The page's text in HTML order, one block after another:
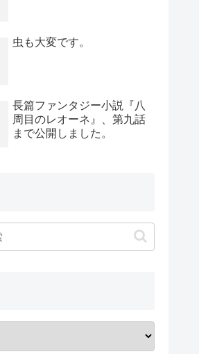
虫も大変です。
長篇ファンタジー小説『八
周目のレオーネ』、第九話
まで公開しました。